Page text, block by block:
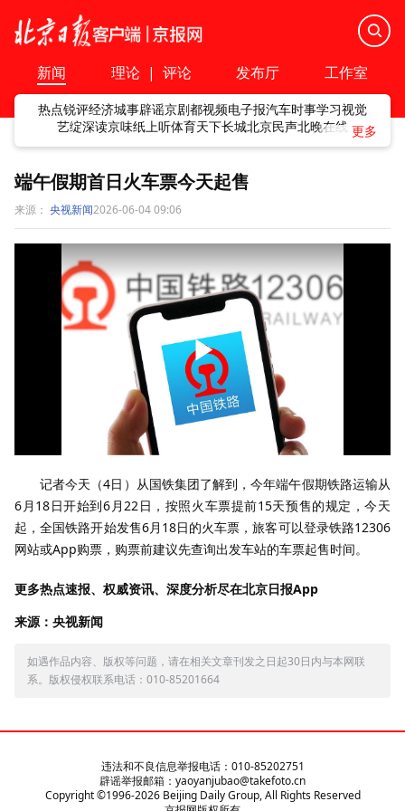
新闻 理论 | 评论 发布厅 工作室
热点锐评经济城事辟谣京剧都视频电子报汽车时事学习视觉
艺绽深读京味纸上听体育天下长城北京民声北晚在线
端午假期首日火车票今天起售
来源： 央视新闻2026-06-04 09:06
记者今天（4日）从国铁集团了解到，今年端午假期铁路运输从
6月18日开始到6月22日，按照火车票提前15天预售的规定，今天
起，全国铁路开始发售6月18日的火车票，旅客可以登录铁路12306
网站或App购票，购票前建议先查询出发车站的车票起售时间。
更多热点速报、权威资讯、深度分析尽在北京日报App
来源：央视新闻
如遇作品内容、版权等问题，请在相关文章刊发之日起30日内与本网联
系。版权侵权联系电话：010-85201664
违法和不良信息举报电话：010-85202751
辟谣举报邮箱：yaoyanjubao@takefoto.cn
Copyright ©1996-2026Beijing Daily Group, All Rights Reserved